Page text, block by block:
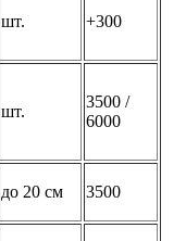
шт. +300
шт.
3500 /
6000
до 20 см 3500